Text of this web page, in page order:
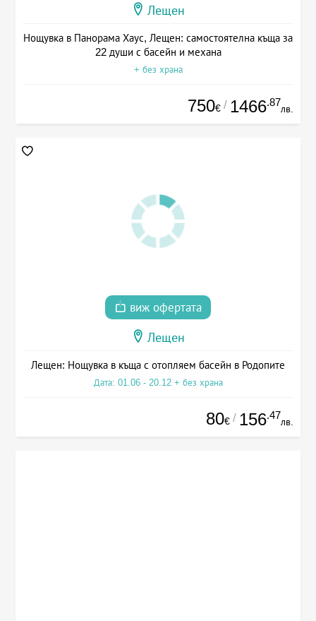
Лещен
Нощувка в Панорама Хаус, Лещен: самостоятелна къща за
22 души с басейн и механа
+ без храна
750€ / 1466.87
лв.
виж офертата
Лещен
Лещен: Нощувка в къща с отопляем басейн в Родопите
Дата: 01.06 - 20.12 + без храна
80€ / 156.47
лв.